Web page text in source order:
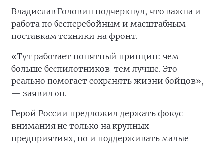
Владислав Головин подчеркнул, что важна и
работа по бесперебойным и масштабным
поставкам техники на фронт.
«Тут работает понятный принцип: чем
больше беспилотников, тем лучше. Это
реально помогает сохранять жизни бойцов»,
— заявил он.
Герой России предложил держать фокус
внимания не только на крупных
предприятиях, но и поддерживать малые